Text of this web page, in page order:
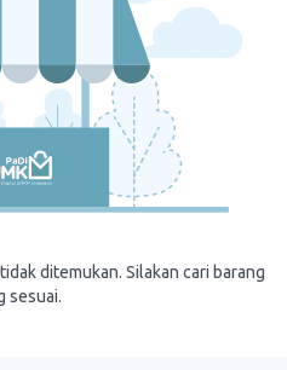
ditemukan. Silakan cari barang
sesuai.